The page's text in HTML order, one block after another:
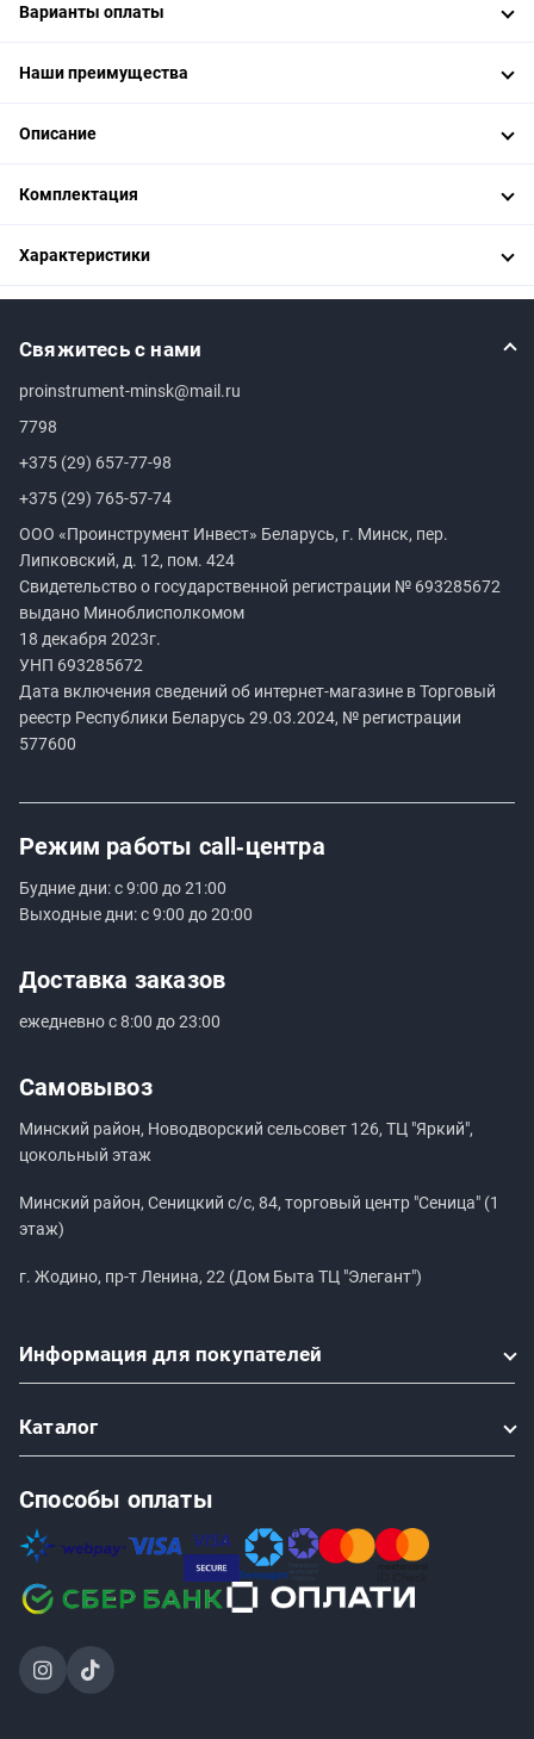
Варианты оплаты
Наши преимущества
Описание
Комплектация
Характеристики
Свяжитесь с нами
proinstrument-minsk@mail.ru
7798
+375 (29) 657-77-98
+375 (29) 765-57-74
ООО «Проинструмент Инвест» Беларусь, г. Минск, пер.
Липковский, д. 12, пом. 424
Свидетельство о государственной регистрации № 693285672
выдано Миноблисполкомом
18 декабря 2023г.
УНП 693285672
Дата включения сведений об интернет-магазине в Торговый
реестр Республики Беларусь 29.03.2024, № регистрации
577600
Режим работы call‑центра
Будние дни: с 9:00 до 21:00
Выходные дни: с 9:00 до 20:00
Доставка заказов
ежедневно с 8:00 до 23:00
Самовывоз
Минский район, Новодворский сельсовет 126, ТЦ "Яркий",
цокольный этаж
Минский район, Сеницкий с/с, 84, торговый центр "Сеница" (1
этаж)
г. Жодино, пр-т Ленина, 22 (Дом Быта ТЦ "Элегант")
Информация для покупателей
Каталог
Способы оплаты